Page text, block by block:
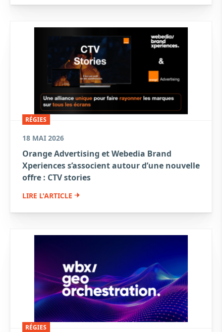
RÉGIES
18 MAI 2026
Orange Advertising et Webedia Brand
Xperiences s’associent autour d’une nouvelle
offre : CTV stories
LIRE L'ARTICLE
RÉGIES